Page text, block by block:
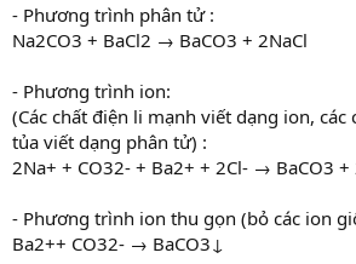
- Phương trình phân tử :
Na2CO3 + BaCl2 → BaCO3 + 2NaCl
- Phương trình ion:
(Các chất điện li mạnh viết dạng ion, các
tủa viết dạng phân tử) :
2Na+ + CO32- + Ba2+ + 2Cl- → BaCO3 +
- Phương trình ion thu gọn (bỏ các ion
Ba2++ CO32- → BaCO3↓